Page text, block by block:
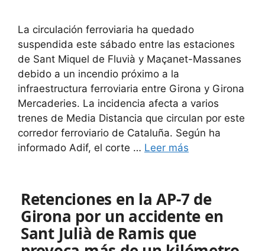
La circulación ferroviaria ha quedado
suspendida este sábado entre las estaciones
de Sant Miquel de Fluvià y Maçanet-Massanes
debido a un incendio próximo a la
infraestructura ferroviaria entre Girona y Girona
Mercaderies. La incidencia afecta a varios
trenes de Media Distancia que circulan por este
corredor ferroviario de Cataluña. Según ha
informado Adif, el corte … Leer más
Retenciones en la AP-7 de
Girona por un accidente en
Sant Julià de Ramis que